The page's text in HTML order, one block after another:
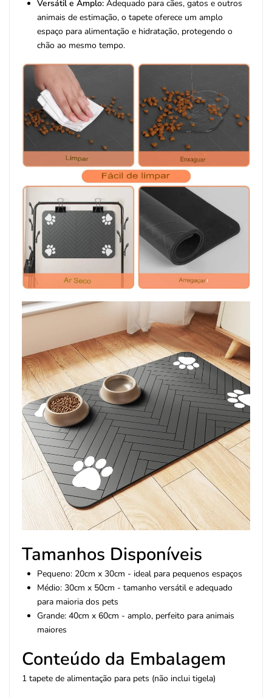
Versátil e Amplo: Adequado para cães, gatos e outros
animais de estimação, o tapete oferece um amplo
espaço para alimentação e hidratação, protegendo o
chão ao mesmo tempo.
Tamanhos Disponíveis
Pequeno: 20cm x 30cm - ideal para pequenos espaços
Médio: 30cm x 50cm - tamanho versátil e adequado
para maioria dos pets
Grande: 40cm x 60cm - amplo, perfeito para animais
maiores
Conteúdo da Embalagem
1 tapete de alimentação para pets (não inclui tigela)